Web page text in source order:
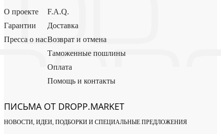
О проекте
Гарантии
Пресса о нас
F.A.Q.
Доставка
Возврат и отмена
Таможенные пошлины
Оплата
Помощь и контакты
ПИСЬМА ОТ DROPP.MARKET
НОВОСТИ, ИДЕИ, ПОДБОРКИ И СПЕЦИАЛЬНЫЕ ПРЕДЛОЖЕНИЯ